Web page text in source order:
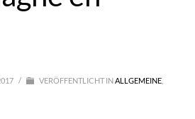
/ VERÖFFENTLICHT INALLGEMEINE